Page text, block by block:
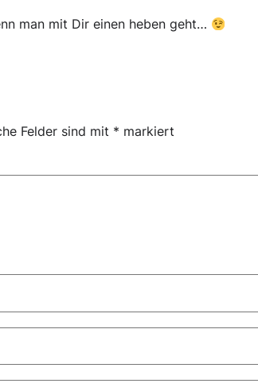
man mit Dir einen heben geht…
Felder sind mit * markiert